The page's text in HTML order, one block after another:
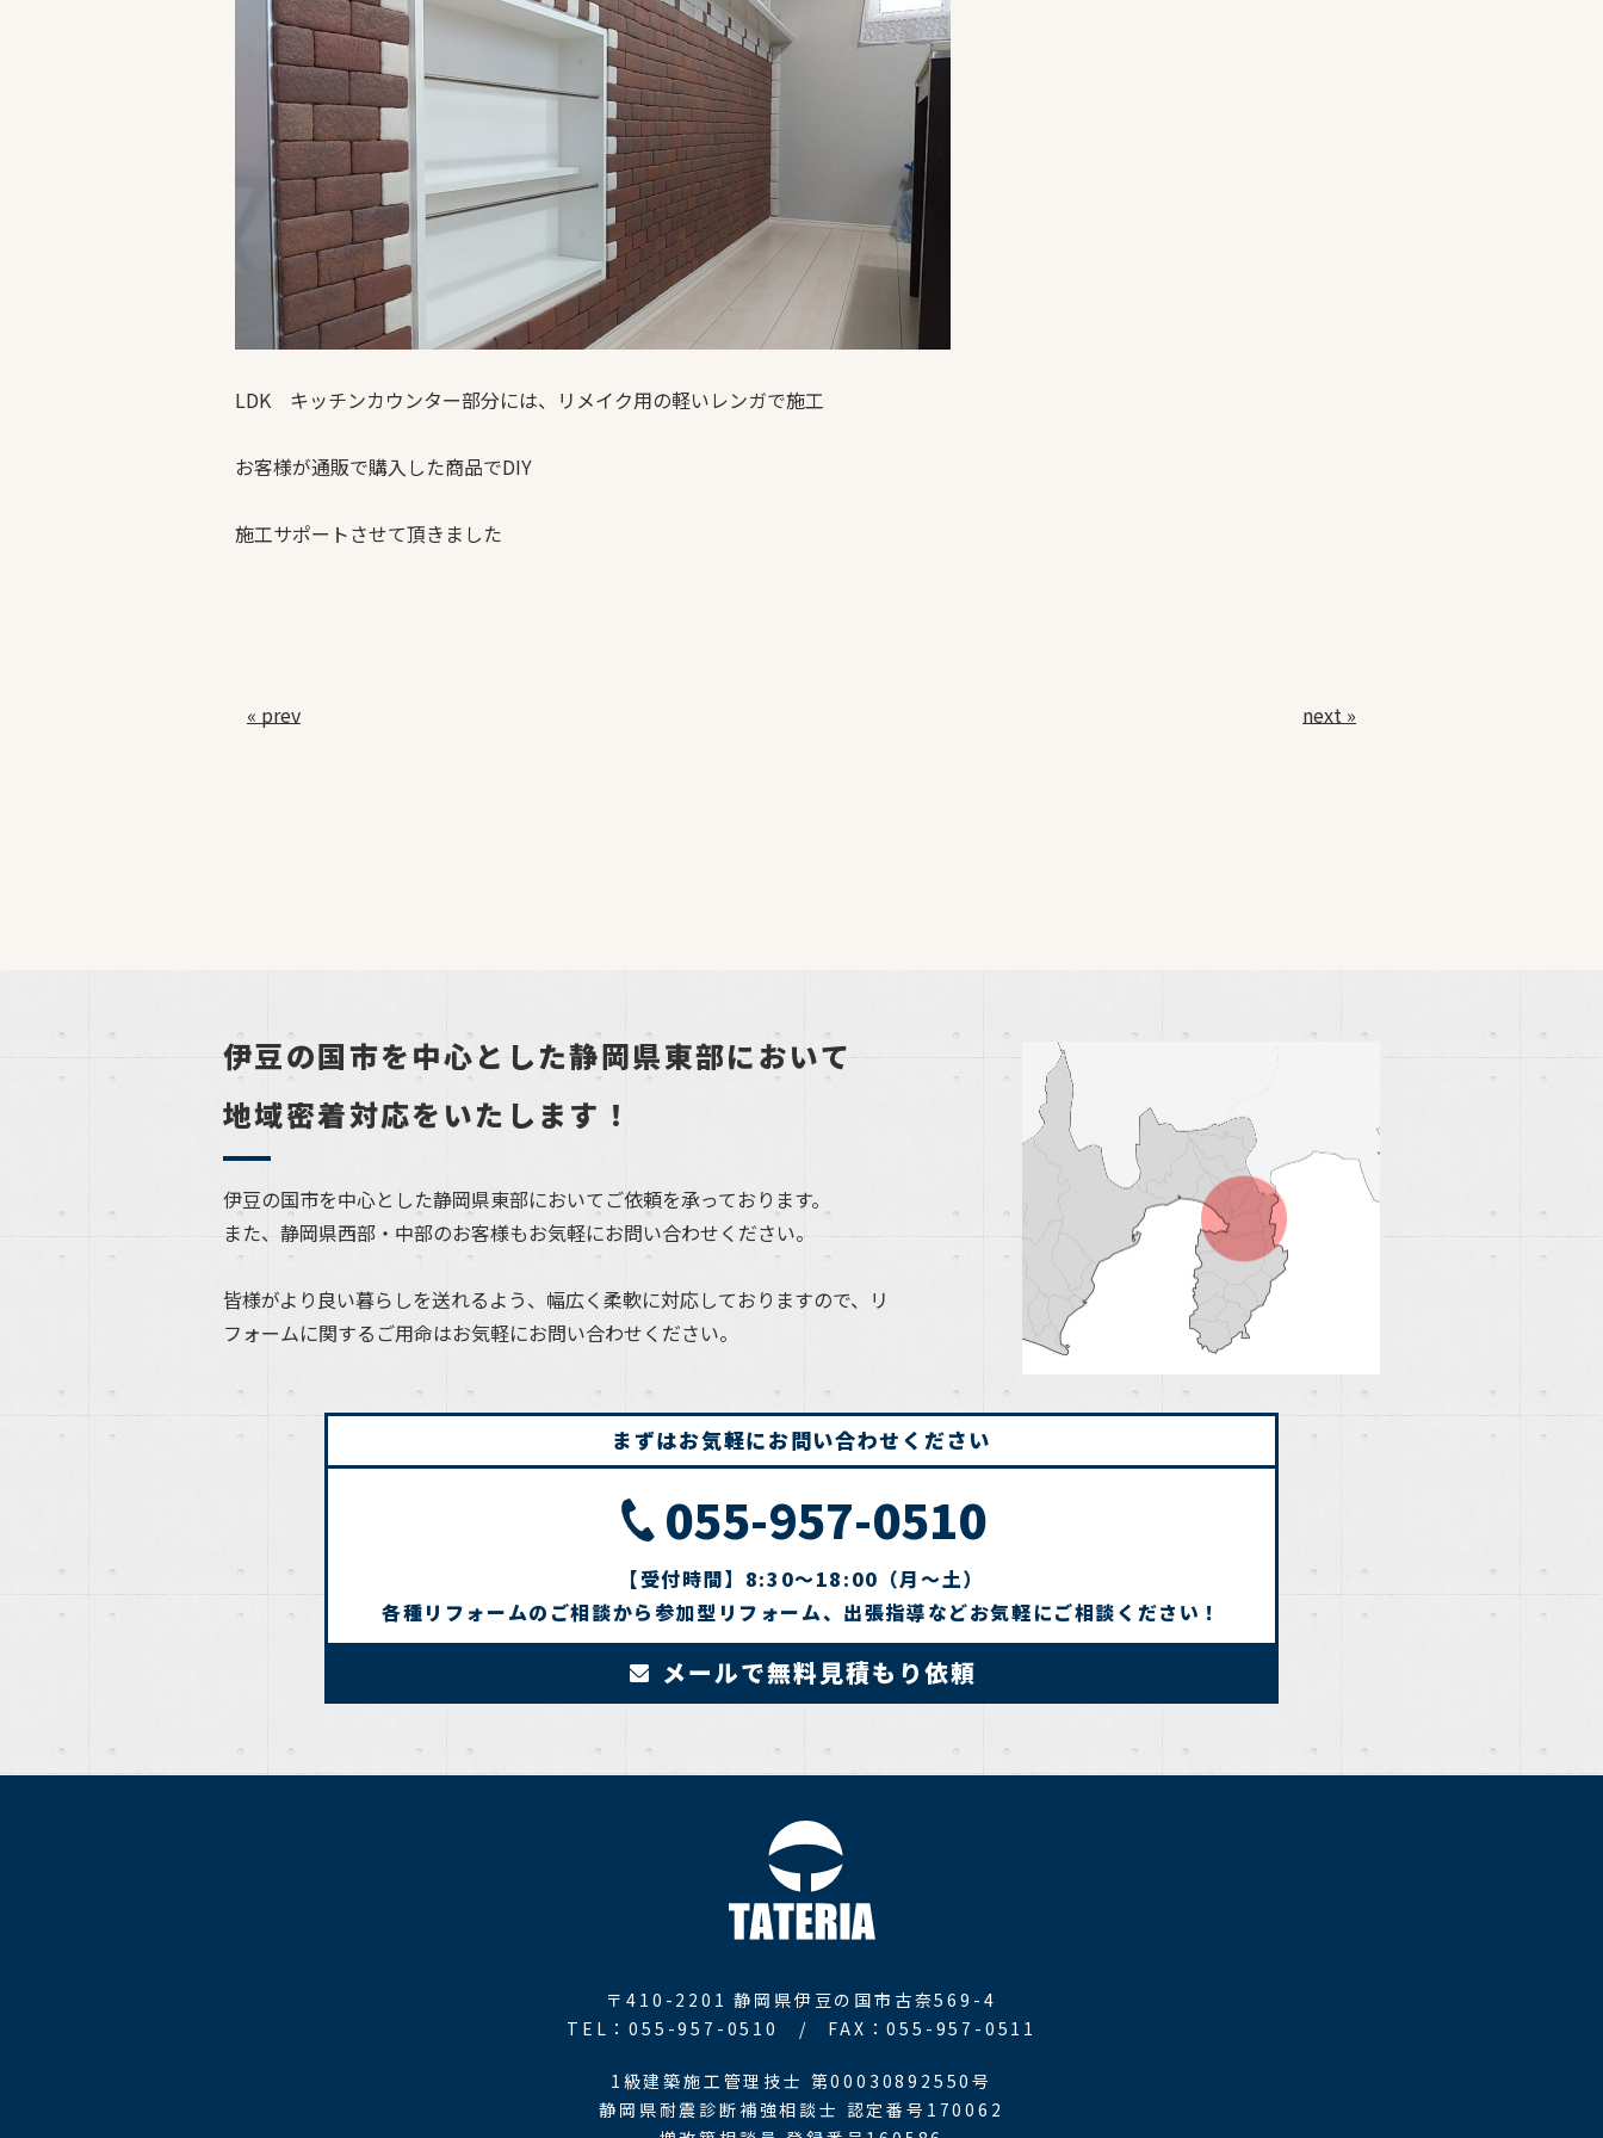
LDK キッチンカウンター部分には、リメイク用の軽いレンガで施工
お客様が通販で購入した商品でDIY
施工サポートさせて頂きました
« prev next »
伊豆の国市を中心とした静岡県東部において
地域密着対応をいたします！
伊豆の国市を中心とした静岡県東部においてご依頼を承っております。
また、静岡県西部・中部のお客様もお気軽にお問い合わせください。
皆様がより良い暮らしを送れるよう、幅広く柔軟に対応しておりますので、リ
フォームに関するご用命はお気軽にお問い合わせください。
まずはお気軽にお問い合わせください
055-957-0510
【受付時間】8:30～18:00（月～土）
各種リフォームのご相談から参加型リフォーム、出張指導などお気軽にご相談ください！
メールで無料見積もり依頼
〒410-2201静岡県伊豆の国市古奈569-4
TEL：055-957-0510 / FAX：055-957-0511
1級建築施工管理技士 第00030892550号
静岡県耐震診断補強相談士 認定番号170062